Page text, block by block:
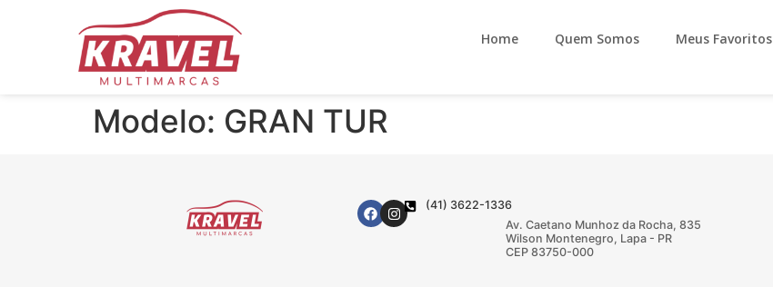
Home Quem Somos Meus Favoritos
Modelo: GRAN TUR
(41) 3622-1336
Av. Caetano Munhoz da Rocha, 835
Wilson Montenegro, Lapa - PR
CEP 83750-000